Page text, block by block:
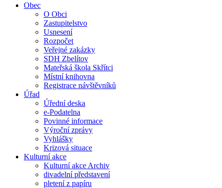
Obec
O Obci
Zastupitelstvo
Usnesení
Rozpočet
Veřejné zakázky
SDH Zbelítov
Mateřská škola Skřítci
Místní knihovna
Registrace návštěvníků
Úřad
Úřední deska
e-Podatelna
Povinné informace
Výroční zprávy
Vyhlášky
Krizová situace
Kulturní akce
Kulturní akce Archiv
divadelní představení
pletení z papíru